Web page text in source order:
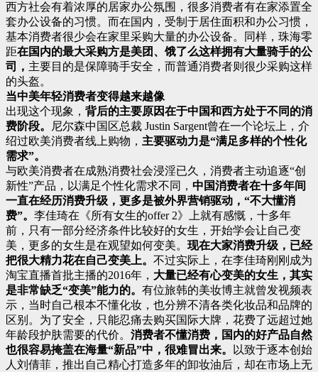
西方社会有着浓厚的居家办公氛围，很多消费者有在家添置全
套办公设备的习惯。而在国内，受制于居住面积和办公习惯，
基本消费者很少会在家里采购大量的办公设备。同样，珠海零
距在国内的最大采购方是美团、饿了么这样拥有大量骑手的公
司， 主要目的是保障骑手安全，而普通消费者则很少采购这样
的头盔。
当中美年轻消费者变得越来越像
出现这个现象， 背后的主要原因在于中国和西方处于不同的消
费阶段。
尼尔森中国区总裁 Justin Sargent曾在一个论坛上，介
绍过欧美消费者线上购物， 主要驱动力是“满足多样的个性化
需求”。
与欧美消费者在成熟消费社会浸淫已久，消费者主动追逐“创
新性”产品，以满足个性化需求不同， 中国消费者在十多年间
一直在经历消费升级，更多是被外界营销驱动，“不大懂消
费”。 李佳琦在《所有女生的offer 2》上就有感慨，十多年
前，只有一部分经济条件比较好的女生，开始学会让自己变
美，更多的女生是在观望如何变美。 现在大家消费升级，已经
把很大精力花在自己变美上。 不过实际上，在李佳琦刚刚成为
淘宝直播首批主播的2016年， 大量已经有心变美的女生，其实
是非常缺乏“变美”能力的。 有位旅韩的美妆博主就曾发视频表
示，当时自己根本不懂化妆，也分辨不清各类化妆品和品牌的
区别。为了安全，只能忍痛去购买国际大牌，花费了远超过她
年龄段护肤需要的代价。 消费者不懂消费，国内的好产品自然
也很容易掩盖在海量“新品”中，很难冒出来。 以致于逐本创始
人刘倩菲，推出自己精心打造多年的卸妆油后，却在市场上无